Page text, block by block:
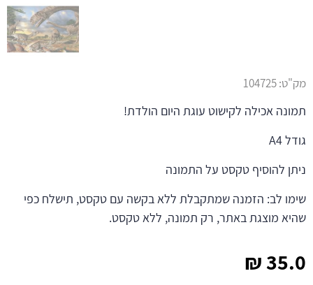
35.0
₪
מק"ט:104725
תמונה אכילה לקישוט עוגת היום הולדת!
גודל A4
ניתן להוסיף טקסט על התמונה
שימו לב: הזמנה שמתקבלת ללא בקשה עם טקסט, תישלח כפי
שהיא מוצגת באתר, רק תמונה, ללא טקסט.